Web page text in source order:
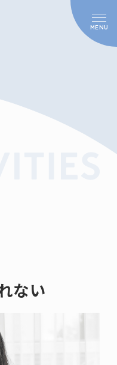
MENU
トをとる
ない